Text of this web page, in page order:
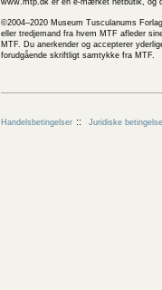
www.mtp.dk er en e-mærket netbutik, og
©2004–2020 Museum Tusculanums
eller tredjemand fra hvem MTF afleder
MTF. Du anerkender og accepterer
forudgående skriftligt samtykke fra MTF.
Handelsbetingelser Juridiske